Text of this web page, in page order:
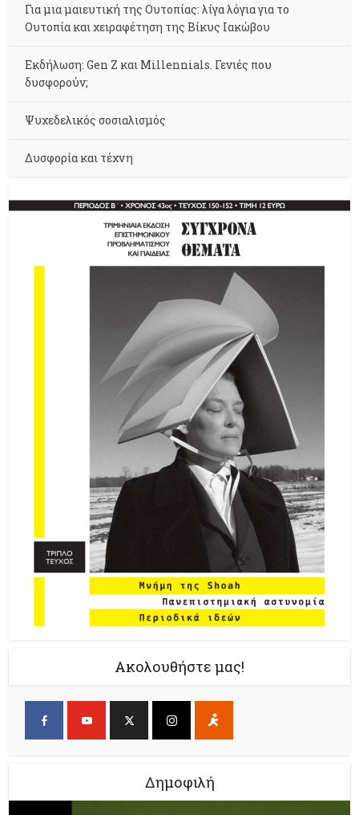
Για μια μαιευτική της Ουτοπίας: λίγα λόγια για το
Ουτοπία και χειραφέτηση της Βίκυς Ιακώβου
Εκδήλωση: Gen Z και Millennials. Γενιές που
δυσφορούν;
Ψυχεδελικός σοσιαλισμός
Δυσφορία και τέχνη
Ακολουθήστε μας!
Δημοφιλή